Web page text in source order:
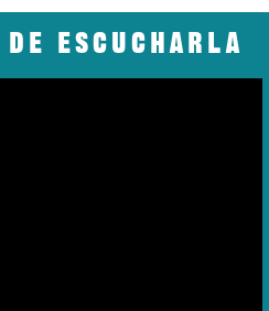
de escucharla